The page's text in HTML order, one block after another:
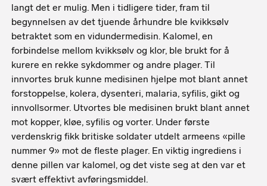
langt det er mulig. Men i tidligere tider, fram til
begynnelsen av det tjuende århundre ble kvikksølv
betraktet som en vidundermedisin. Kalomel, en
forbindelse mellom kvikksølv og klor, ble brukt for å
kurere en rekke sykdommer og andre plager. Til
innvortes bruk kunne medisinen hjelpe mot blant annet
forstoppelse, kolera, dysenteri, malaria, syfilis, gikt og
innvollsormer. Utvortes ble medisinen brukt blant annet
mot kopper, kløe, syfilis og vorter. Under første
verdenskrig fikk britiske soldater utdelt armeens «pille
nummer 9» mot de fleste plager. En viktig ingrediens i
denne pillen var kalomel, og det viste seg at den var et
svært effektivt avføringsmiddel.